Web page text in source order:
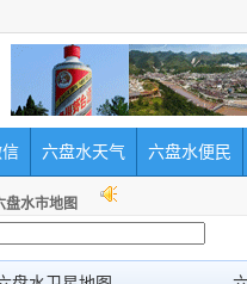
六盘水天气 六盘水便民
盘水市地图